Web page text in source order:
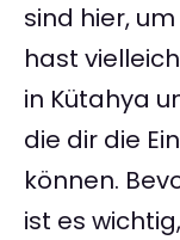
sind hier,
hast
in Kütahya
die dir die
können.
ist es